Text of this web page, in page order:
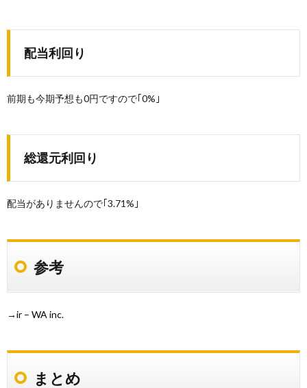
配当利回り
前期も今期予想も0円ですので｢0%｣
総還元利回り
配当がありませんので｢3.71%｣
参考
→ir – WA inc.
まとめ